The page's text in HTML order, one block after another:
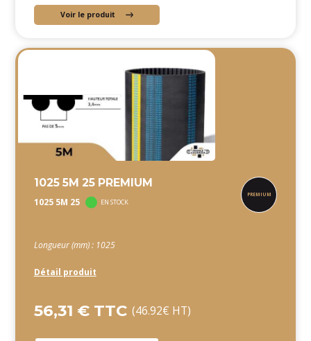
Voir le produit
1025 5M 25 PREMIUM
1025 5M 25 EN STOCK
Longueur (mm) : 1025
Détail produit
56,31 € TTC (46.92€ HT)